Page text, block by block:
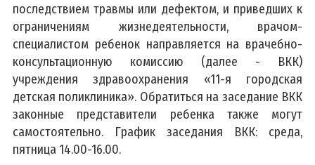
последствием травмы или дефектом, и приведших к
ограничениям жизнедеятельности, врачом-
специалистом ребенок направляется на врачебно-
консультационную комиссию (далее - ВКК)
учреждения здравоохранения «11-я городская
детская поликлиника». Обратиться на заседание ВКК
законные представители ребенка также могут
самостоятельно. График заседания ВКК: среда,
пятница 14.00-16.00.